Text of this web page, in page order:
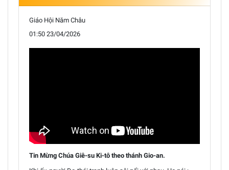
Giáo Hội Năm Châu
01:50 23/04/2026
Tin Mừng Chúa Giê-su Ki-tô theo thánh Gio-an.